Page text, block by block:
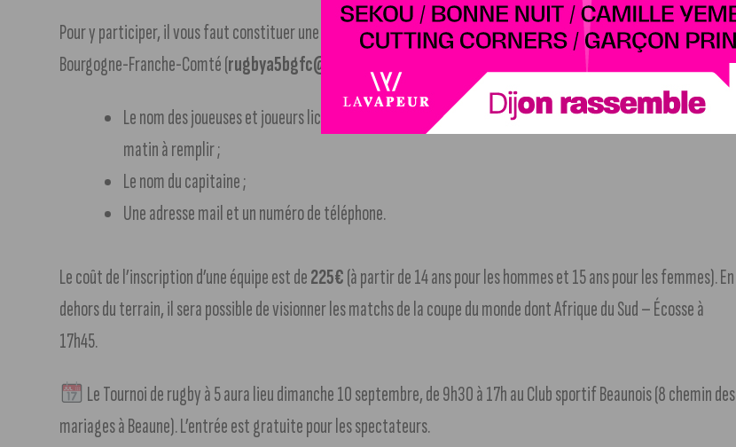
Pour y participer, il vous faut constituer une équipe de 5 à 15 joueurs et envoyer un mail à la Ligue de rugby de
Bourgogne-Franche-Comté (rugbya5bgfc@gmail.com ). Dans ce mail, vous devrez indiquer :
Le nom des joueuses et joueurs licenciés ou non. Pour les non licenciés un pass-rugby sera à disposition le
matin à remplir ;
Le nom du capitaine ;
Une adresse mail et un numéro de téléphone.
Le coût de l’inscription d’une équipe est de225€(à partir de 14 ans pour les hommes et 15 ans pour les femmes). En
dehors du terrain, il sera possible de visionner les matchs de la coupe du monde dont Afrique du Sud – Écosse à
17h45.
Le Tournoi de rugby à 5 aura lieu dimanche 10 septembre, de 9h30 à 17h au Club sportif Beaunois (8 chemin des
mariages à Beaune). L’entrée est gratuite pour les spectateurs.